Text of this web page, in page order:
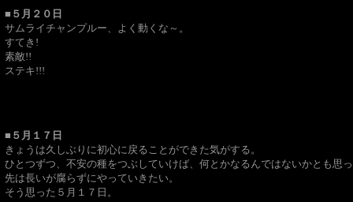
■５月２０日
サムライチャンプルー、よく動くな～。
すてき!
素敵!!
ステキ!!!
■５月１７日
きょうは久しぶりに初心に戻ることができた気がする。
ひとつずつ、不安の種をつぶしていけば、何とかなるんではないかとも思
先は長いが腐らずにやっていきたい。
そう思った５月１７日。